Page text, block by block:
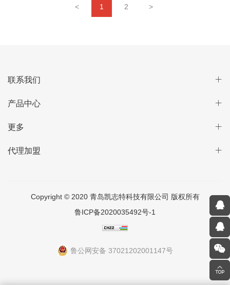
< 1 2 >
联系我们
产品中心
更多
代理加盟
Copyright © 2020 青岛凯志特科技有限公司 版权所有
鲁ICP备2020035492号-1
鲁公网安备 37021202001147号